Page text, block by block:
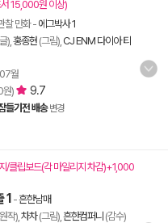
15,000원 이상)
찰 만화- 에그박사 1
), 홍종현 (그림), CJ ENM 다이아 티
월
원) 9.7
들기전 배송 변경
/클립보드(각 마일리지 차감)+1,000
1 -흔한남매
작), 차차(그림), 흔한컴퍼니 (감수)